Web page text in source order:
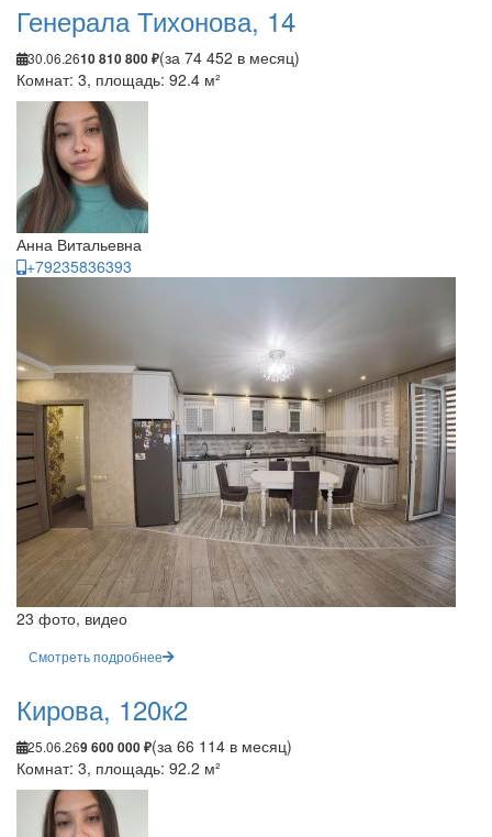
Генерала Тихонова, 14
30.06.2610 810 800 ₽(за 74 452 в месяц)
Комнат: 3, площадь: 92.4 м²
Анна Витальевна
+79235836393
23 фото, видео
Смотреть подробнее
Кирова, 120к2
25.06.269 600 000 ₽(за 66 114 в месяц)
Комнат: 3, площадь: 92.2 м²